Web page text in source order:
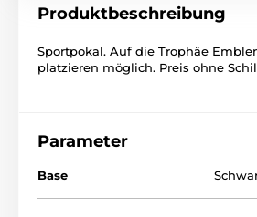
Produktbeschreibung
Sportpokal. Auf die Trophäe
platzieren möglich. Preis ohne
Parameter
Base